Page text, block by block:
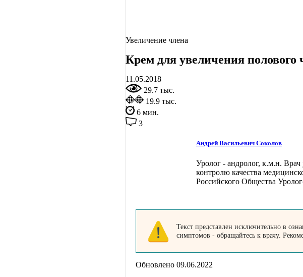
Увеличение члена
Крем для увеличения полового
11.05.2018
29.7 тыс.
19.9 тыс.
6 мин.
3
Андрей Васильевич Соколов
Уролог - андролог, к.м.н. Врач
контролю качества
Российского Общества
Текст представлен исключительно в
симптомов - обращайтесь к врачу.
Обновлено 09.06.2022